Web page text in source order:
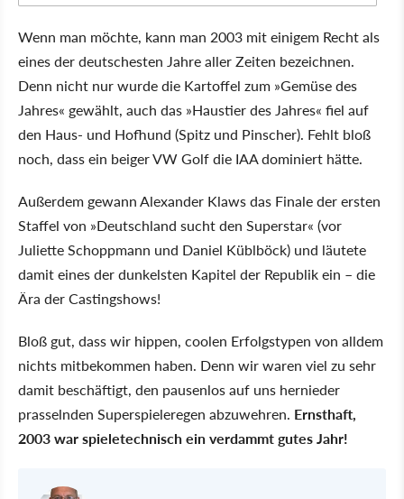
Wenn man möchte, kann man 2003 mit einigem Recht als
eines der deutschesten Jahre aller Zeiten bezeichnen.
Denn nicht nur wurde die Kartoffel zum »Gemüse des
Jahres« gewählt, auch das »Haustier des Jahres« fiel auf
den Haus- und Hofhund (Spitz und Pinscher). Fehlt bloß
noch, dass ein beiger VW Golf die IAA dominiert hätte.
Außerdem gewann Alexander Klaws das Finale der ersten
Staffel von »Deutschland sucht den Superstar« (vor
Juliette Schoppmann und Daniel Küblböck) und läutete
damit eines der dunkelsten Kapitel der Republik ein – die
Ära der Castingshows!
Bloß gut, dass wir hippen, coolen Erfolgstypen von alldem
nichts mitbekommen haben. Denn wir waren viel zu sehr
damit beschäftigt, den pausenlos auf uns hernieder
prasselnden Superspieleregen abzuwehren. Ernsthaft,
2003 war spieletechnisch ein verdammt gutes Jahr!